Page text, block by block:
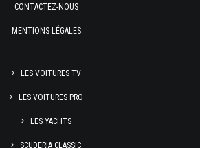
CONTACTEZ-NOUS
MENTIONS LÉGALES
LES VOITURES TV
LES VOITURES PRO
LES YACHTS
SCUDERIA CLASSIC